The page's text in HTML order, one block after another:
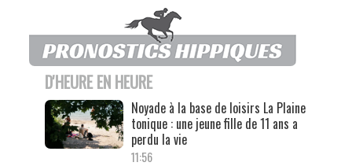
D'HEURE EN HEURE
Noyade à la base de loisirs La Plaine
tonique : une jeune fille de 11 ans a
perdu la vie
11:56